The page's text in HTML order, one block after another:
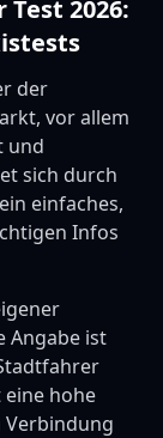
Test 2026:
der
vor allem
und
sich durch
einfaches,
Infos
Angabe ist
eine hohe
Verbindung